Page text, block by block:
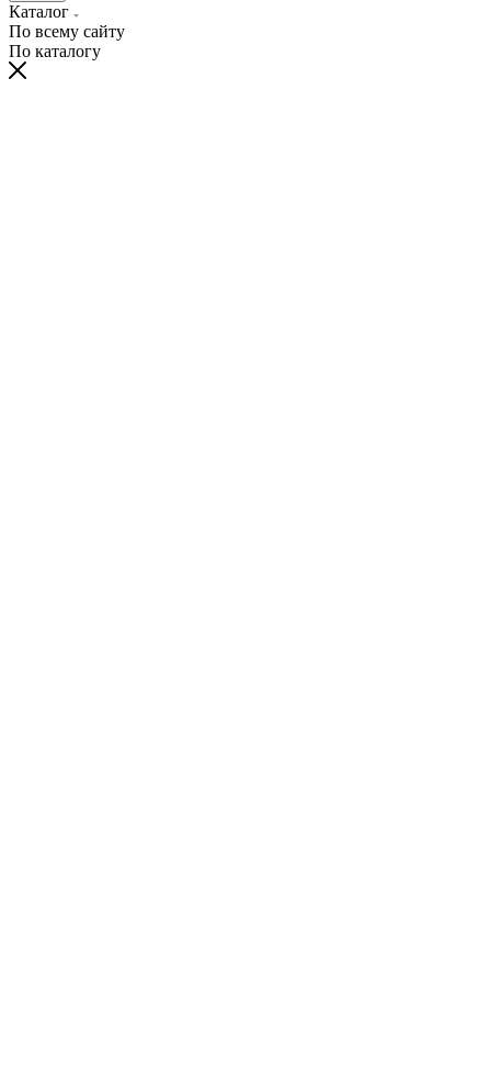
Каталог
По всему сайту
По каталогу